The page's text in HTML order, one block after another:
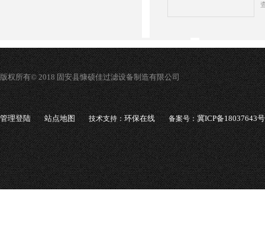
版权所有© 2018 固安县慷硕佳过滤设备制造有限公司
管理登陆 站点地图 技术支持：环保在线 备案号：冀ICP备18037643